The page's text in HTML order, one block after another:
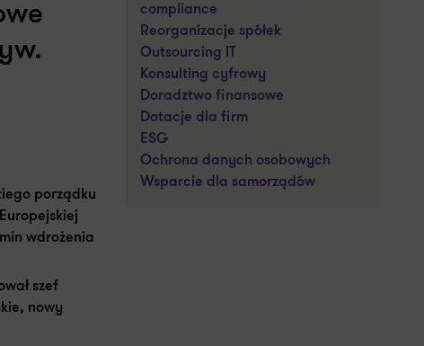
compliance
Reorganizacje spółek
Outsourcing IT
Konsulting cyfrowy
Doradztwo finansowe
Dotacje dla firm
ESG
Ochrona danych osobowych
Wsparcie dla samorządów
porządku
wdrożenia
szef
nowy